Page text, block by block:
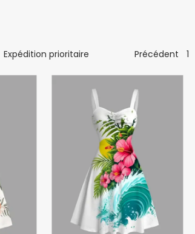
Expédition prioritaire Précédent 1